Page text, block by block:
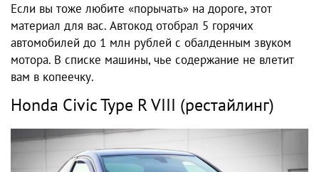
Если вы тоже любите «порычать» на дороге, этот
материал для вас. Автокод отобрал 5 горячих
автомобилей до 1 млн рублей с обалденным звуком
мотора. В списке машины, чье содержание не влетит
вам в копеечку.
Honda Civic Type R VIII (рестайлинг)